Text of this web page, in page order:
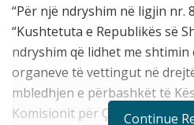
“Për një ndryshim në ligjin nr.
“Kushtetuta e Republikës së
ndryshim që lidhet me
organeve të vettingut në
mbledhjen e përbashkët të
Komisionit për ÇështjetContinue